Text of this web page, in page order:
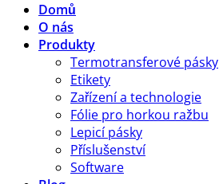
Domů
O nás
Produkty
Termotransferové pásky
Etikety
Zařízení a technologie
Fólie pro horkou ražbu
Lepicí pásky
Příslušenství
Software